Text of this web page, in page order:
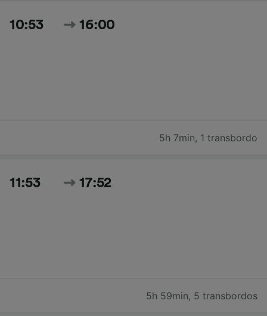
10:53 16:00
5h 7min, 1 transbordo
11:53 17:52
5h 59min, 5 transbordos